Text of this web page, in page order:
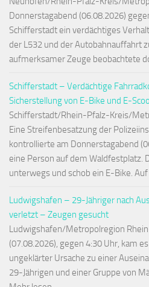
Donnerstagabend (06.08.2026)
Schifferstadt ein verdächtiges
der L532 und der Autobahnauffahrt
aufmerksamer Zeuge beobachtete
Schifferstadt – Verdächtige
Sicherstellung von E-Bike und E-
Schifferstadt/Rhein-Pfalz-Kreis/
Eine Streifenbesatzung der
kontrollierte am Donnerstagabend
eine Person auf dem Waldfestplatz.
unterwegs und schob ein E-Bike.
Ludwigshafen – 29-Jähriger nach
verletzt – Zeugen gesucht
Ludwigshafen/Metropolregion
(07.08.2026), gegen 4:30 Uhr, kam
ungeklärter Ursache zu einer
29-Jährigen und einer Gruppe von